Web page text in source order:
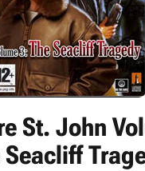
St. John
Seacliff